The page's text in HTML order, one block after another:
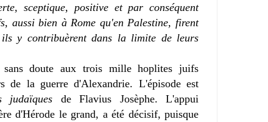
sceptique, positive et par conséquent
aussi bien à Rome qu'en Palestine, firent
y contribuèrent dans la limite de leurs
doute aux trois mille hoplites juifs
de la guerre d'Alexandrie. L'épisode est
judaïques de Flavius Josèphe. L'appui
d'Hérode le grand, a été décisif, puisque